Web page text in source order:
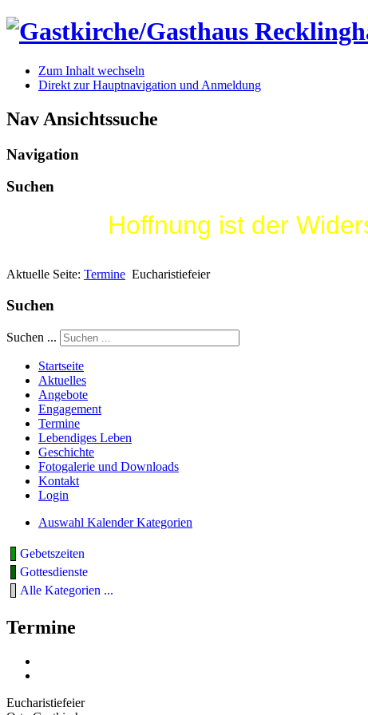
Zum Inhalt wechseln
Direkt zur Hauptnavigation und Anmeldung
Nav Ansichtssuche
Navigation
Suchen
Hoffnung ist der
Aktuelle Seite: Termine Eucharistiefeier
Suchen
Suchen ...
Startseite
Aktuelles
Angebote
Engagement
Termine
Lebendiges Leben
Geschichte
Fotogalerie und Downloads
Kontakt
Login
Auswahl Kalender Kategorien
Gebetszeiten
Gottesdienste
Alle Kategorien ...
Termine
Eucharistiefeier